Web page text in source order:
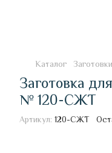
Каталог
Заготовка
№ 120-СЖТ
Артикул: 120-СЖТ